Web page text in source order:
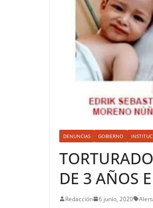
DENUNCIAS GOBIERNO
DE 3 AÑOS
Redacción 6 junio, 2020